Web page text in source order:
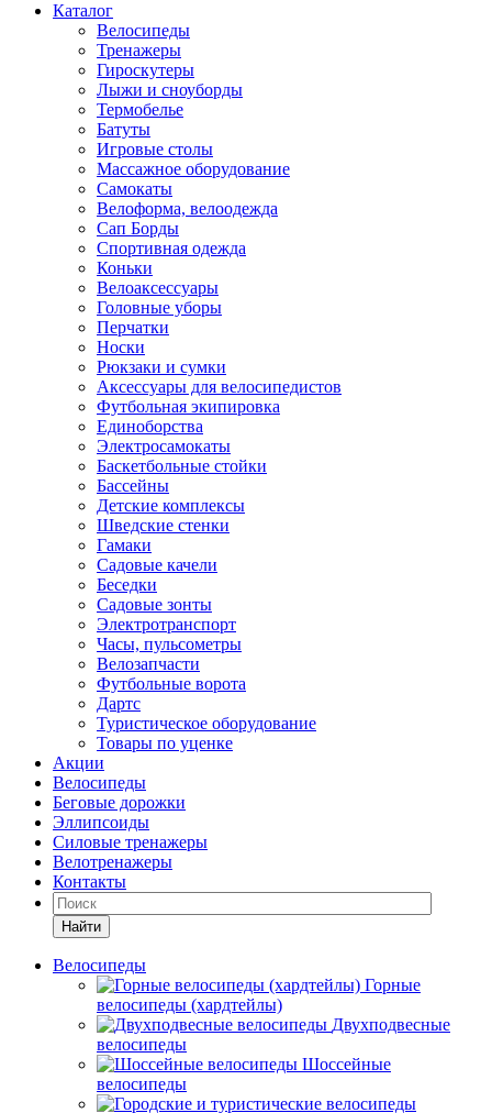
Каталог
Велосипеды
Тренажеры
Гироскутеры
Лыжи и сноуборды
Термобелье
Батуты
Игровые столы
Массажное оборудование
Самокаты
Велоформа, велоодежда
Сап Борды
Спортивная одежда
Коньки
Велоаксессуары
Головные уборы
Перчатки
Носки
Рюкзаки и сумки
Аксессуары для велосипедистов
Футбольная экипировка
Единоборства
Электросамокаты
Баскетбольные стойки
Бассейны
Детские комплексы
Шведские стенки
Гамаки
Садовые качели
Беседки
Садовые зонты
Электротранспорт
Часы, пульсометры
Велозапчасти
Футбольные ворота
Дартс
Туристическое оборудование
Товары по уценке
Акции
Велосипеды
Беговые дорожки
Эллипсоиды
Силовые тренажеры
Велотренажеры
Контакты
Найти
Велосипеды
Горные
велосипеды (хардтейлы)
Двухподвесные
велосипеды
Шоссейные
велосипеды